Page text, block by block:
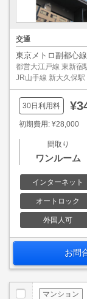
交通
東京メトロ副都心
都営大江戸線 東新宿
JR山手線 新大久保駅
30日利用料
初期費用: ¥28,000
間取り
ワンルーム
インターネット
オートロック
外国人可
お問
マンション